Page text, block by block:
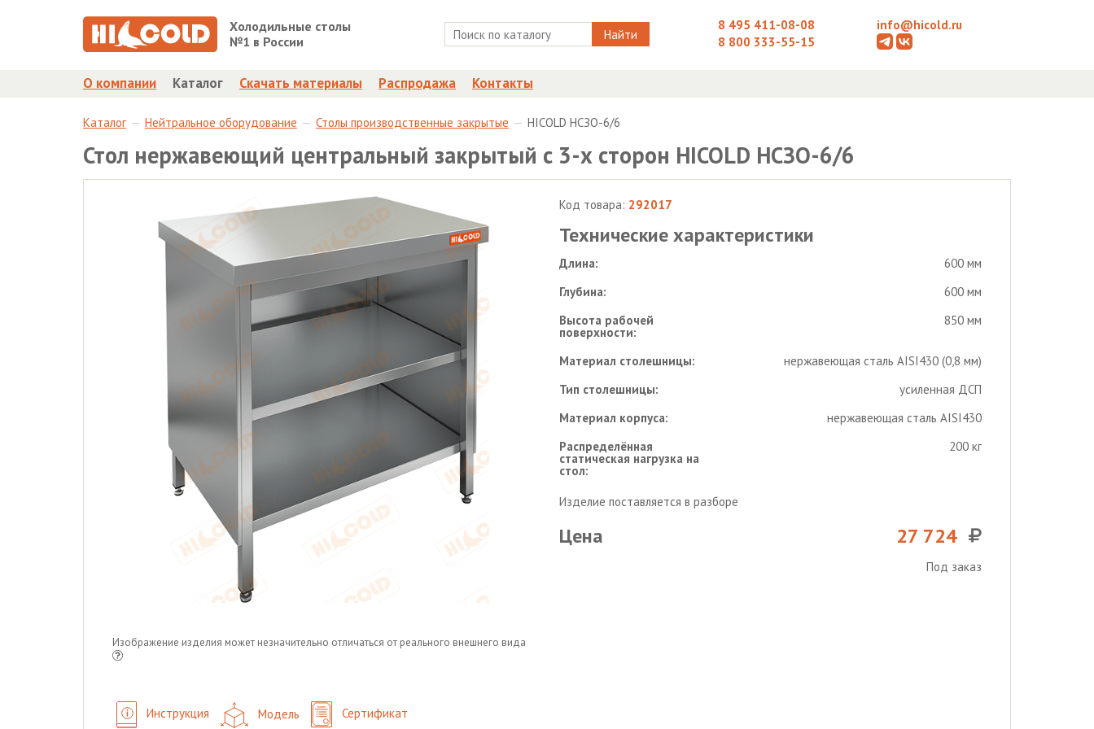
Холодильные столы
№1 в России
Найти
8 495 411-08-08
8 800 333-55-15
info@hicold.ru
О компании Каталог Скачать материалы Распродажа Контакты
Каталог Нейтральное оборудование Столы производственные закрытые HICOLD НСЗО-6/6
Стол нержавеющий центральный закрытый с 3-х сторон HICOLD НСЗО-6/6
Изображение изделия может незначительно отличаться от реального внешнего вида
Инструкция Модель Сертификат
Код товара: 292017
Технические характеристики
Длина:
600 мм
Глубина:
600 мм
Высота рабочей
поверхности:
850 мм
Материал столешницы:
нержавеющая сталь AISI430 (0,8 мм)
Тип столешницы:
усиленная ДСП
Материал корпуса:
нержавеющая сталь AISI430
Распределённая
статическая нагрузка на
стол:
200 кг
Изделие поставляется в разборе
Цена 27 724
Под заказ